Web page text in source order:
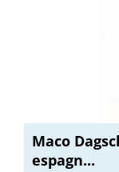
Maco
espagn...